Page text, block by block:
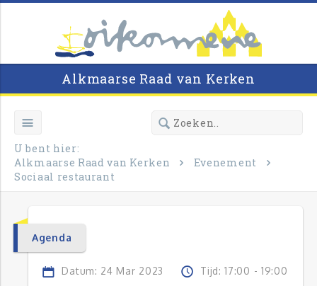
Alkmaarse Raad van Kerken
U bent hier:
Alkmaarse Raad van Kerken
Evenement
Sociaal restaurant
Agenda
Datum: 24 Mar 2023 Tijd: 17:00 - 19:00